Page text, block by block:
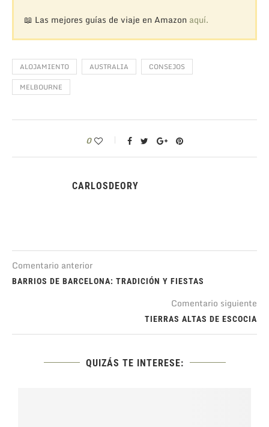
📖 Las mejores guías de viaje en Amazon aquí.
ALOJAMIENTO AUSTRALIA
CONSEJOS
MELBOURNE
0
CARLOSDEORY
Comentario anterior
BARRIOS DE BARCELONA: TRADICIÓN Y FIESTAS
Comentario siguiente
TIERRAS ALTAS DE ESCOCIA
QUIZÁS TE INTERESE: